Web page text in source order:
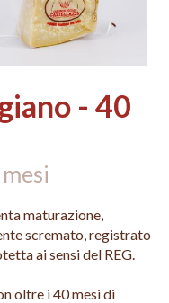
- 40
maturazione,
scremato, registrato
ai sensi del REG.
oltre i 40 mesi di